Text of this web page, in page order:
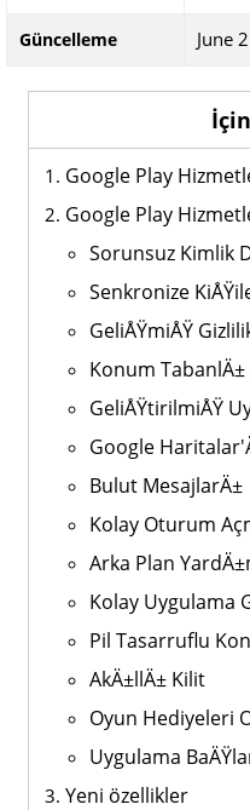
Güncelleme June
Google Play
Google Play
Sorunsuz Kimlik
Senkronize
GeliÅŸmiÅŸ
Konum
GeliÅŸtirilmiÅŸ
Google
Bulut MesajlarÄ±
Kolay Oturum
Arka Plan
Kolay Uygulama
Pil Tasarruflu
AkÄ±llÄ± Kilit
Oyun Hediyeleri
Uygulama
Yeni özellikler